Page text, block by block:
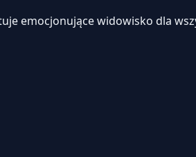
emocjonujące widowisko dla